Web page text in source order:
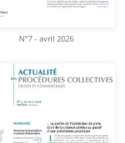
N°7 - avril 2026